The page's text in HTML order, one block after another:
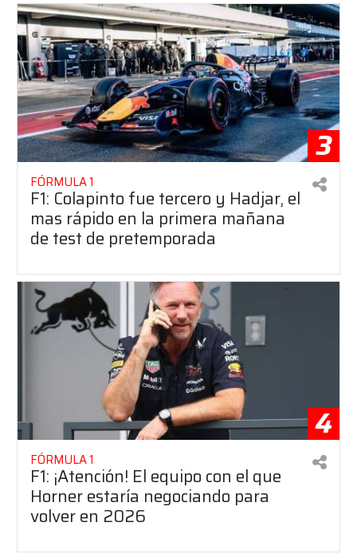
3
FÓRMULA 1
F1: Colapinto fue tercero y Hadjar, el
mas rápido en la primera mañana
de test de pretemporada
4
FÓRMULA 1
F1: ¡Atención! El equipo con el que
Horner estaría negociando para
volver en 2026